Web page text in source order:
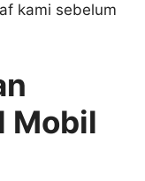
kami sebelum
Mobil